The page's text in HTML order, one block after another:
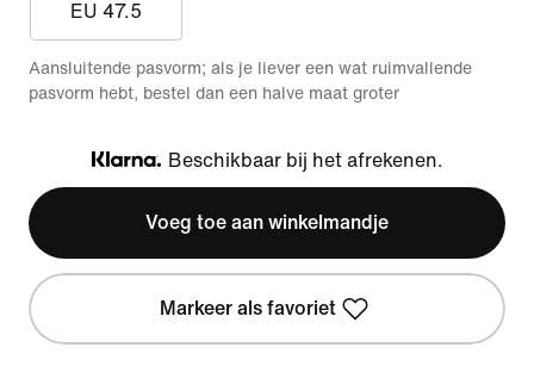
EU 47.5
Aansluitende pasvorm; als je liever een wat ruimvallende
pasvorm hebt, bestel dan een halve maat groter
Klarna
Beschikbaar bij het afrekenen.
Voeg toe aan winkelmandje
Markeer als favoriet